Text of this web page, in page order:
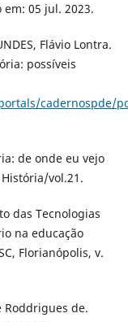
05 jul. 2023.
Flávio Lontra.
possíveis
cadernospde/
de onde eu vejo
vol.21.
das Tecnologias
na educação
Florianópolis, v.
Roddrigues de.